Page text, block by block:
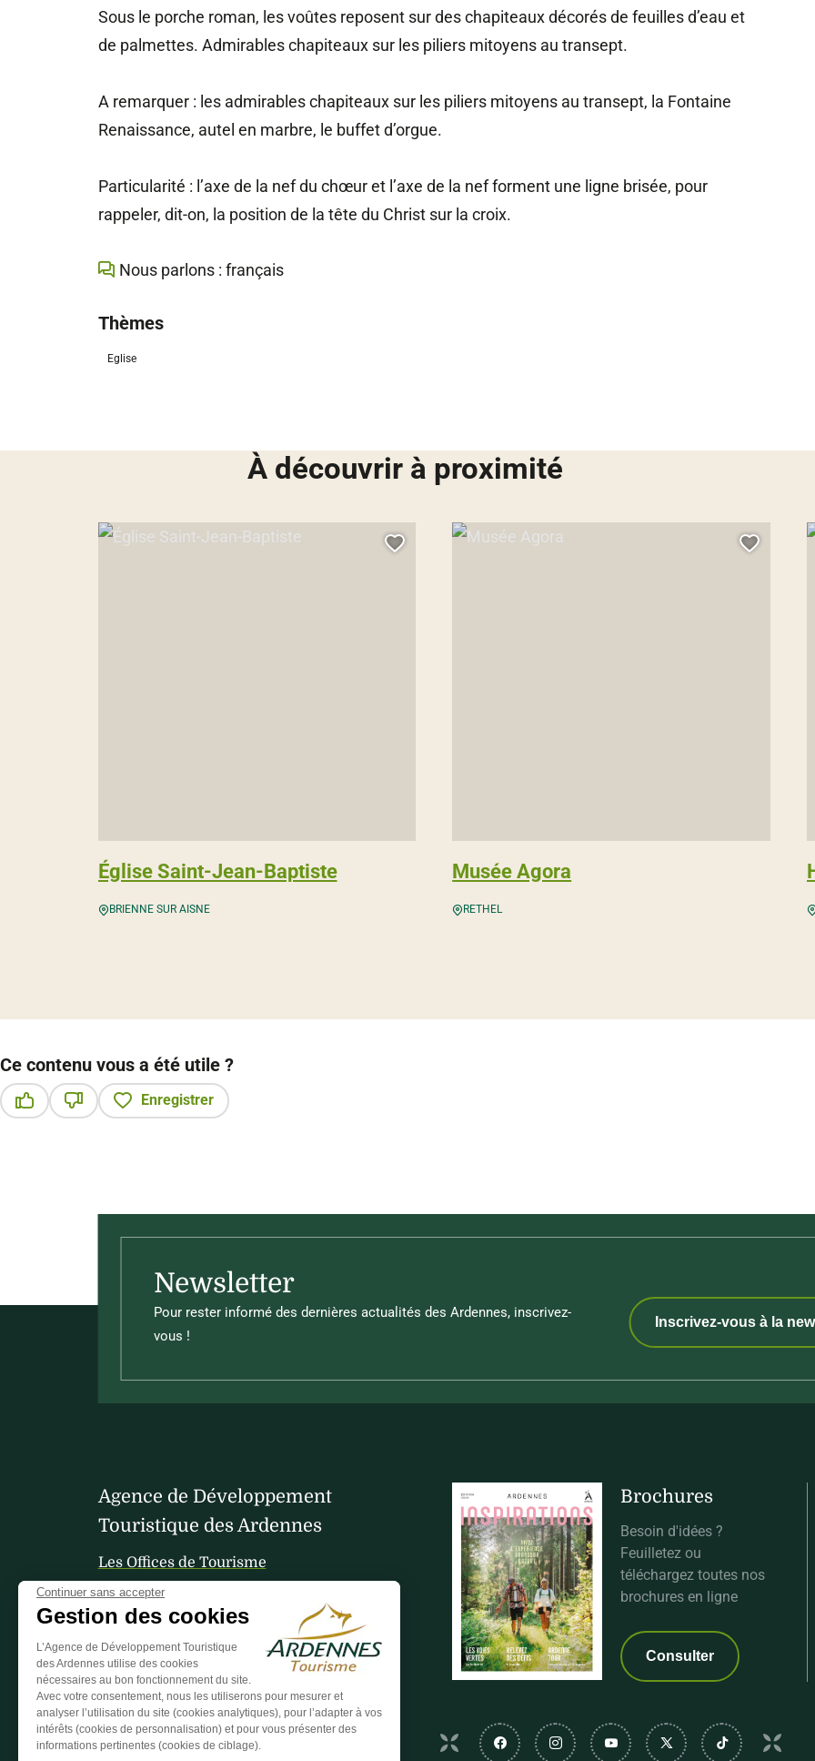
Sous le porche roman, les voûtes reposent sur des chapiteaux décorés de feuilles d’eau et
de palmettes. Admirables chapiteaux sur les piliers mitoyens au transept.
A remarquer : les admirables chapiteaux sur les piliers mitoyens au transept, la Fontaine
Renaissance, autel en marbre, le buffet d’orgue.
Particularité : l’axe de la nef du chœur et l’axe de la nef forment une ligne brisée, pour
rappeler, dit-on, la position de la tête du Christ sur la croix.
Nous parlons : français
Thèmes
Eglise
À découvrir à proximité
Église Saint-Jean-Baptiste
BRIENNE SUR AISNE
Église Saint-Jean-Baptiste, © Droits gérés – OTPR
Ajouter cette page au carnet de voyage ?
Musée Agora
RETHEL
Musée Agora, © Droits gérés
Ce contenu vous a été utile ?
Enregistrer
Newsletter
Pour rester informé des dernières actualités des Ardennes, inscrivez-
vous !
Inscrivez-vous à la
Agence de Développement
Touristique des Ardennes
Les Offices de Tourisme
Votre avis nous interesse
Brochures
Besoin d'idées ?
Feuilletez ou
téléchargez toutes nos
brochures en ligne
Consulter
Suivez-nous sur Facebook
Suivez-nous sur Instagram
Suivez-nous sur Youtube
Suivez-nous sur
Suivez-
Continuer sans accepter
Gestion des cookies
L’Agence de Développement Touristique
des Ardennes utilise des cookies
nécessaires au bon fonctionnement du site.
Avec votre consentement, nous les utiliserons pour mesurer et
analyser l’utilisation du site (cookies analytiques), pour l’adapter à vos
intérêts (cookies de personnalisation) et pour vous présenter des
informations pertinentes (cookies de ciblage).